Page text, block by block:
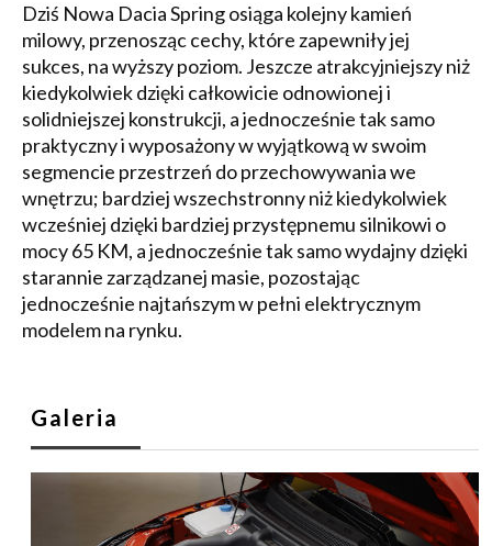
Dziś Nowa Dacia Spring osiąga kolejny kamień
milowy, przenosząc cechy, które zapewniły jej
sukces, na wyższy poziom. Jeszcze atrakcyjniejszy niż
kiedykolwiek dzięki całkowicie odnowionej i
solidniejszej konstrukcji, a jednocześnie tak samo
praktyczny i wyposażony w wyjątkową w swoim
segmencie przestrzeń do przechowywania we
wnętrzu; bardziej wszechstronny niż kiedykolwiek
wcześniej dzięki bardziej przystępnemu silnikowi o
mocy 65 KM, a jednocześnie tak samo wydajny dzięki
starannie zarządzanej masie, pozostając
jednocześnie najtańszym w pełni elektrycznym
modelem na rynku.
Galeria